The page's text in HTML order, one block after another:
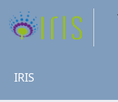
IRIS